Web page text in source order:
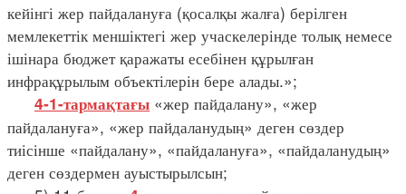
кейінгі жер пайдалануға (қосалқы жалға) берілген
мемлекеттік меншіктегі жер учаскелерінде толық немесе
ішінара бюджет қаражаты есебінен құрылған
инфрақұрылым объектілерін бере алады.»;
4-1-тармақтағы «жер пайдалану», «жер
пайдалануға», «жер пайдаланудың» деген сөздер
тиісінше «пайдалану», «пайдалануға», «пайдаланудың»
деген сөздермен ауыстырылсын;